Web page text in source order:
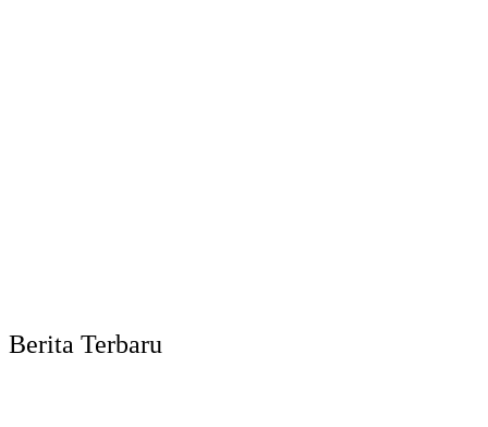
Berita Terbaru